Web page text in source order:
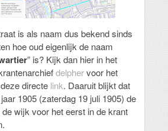
is als naam dus bekend sinds
hoe oud eigenlijk de naam
” is? Kijk dan hier in het
delphervoor het
directe link. Daaruit blijkt dat
1905 (zaterdag 19 juli 1905) de
wijk voor het eerst in de krant